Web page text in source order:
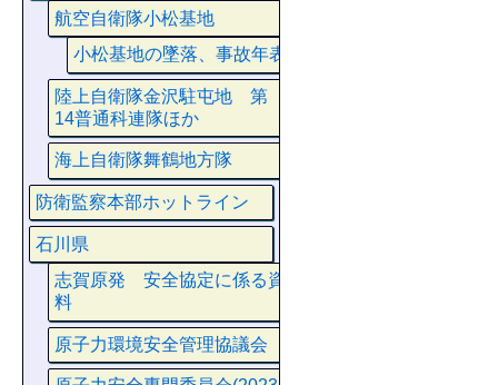
航空自衛隊小松基地
小松基地の墜落、事故年表
陸上自衛隊金沢駐屯地 第
14普通科連隊ほか
海上自衛隊舞鶴地方隊
防衛監察本部ホットライン
石川県
志賀原発 安全協定に係る資
料
原子力環境安全管理協議会